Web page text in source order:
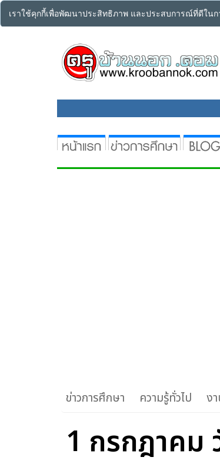
เราใช้คุกกี้เพื่อพัฒนาประสิทธิภาพ และประสบการณ์ที่ดีใน
ข่าวการศึกษา ความรู้ทั่วไป ง
1 กรกฎาคม